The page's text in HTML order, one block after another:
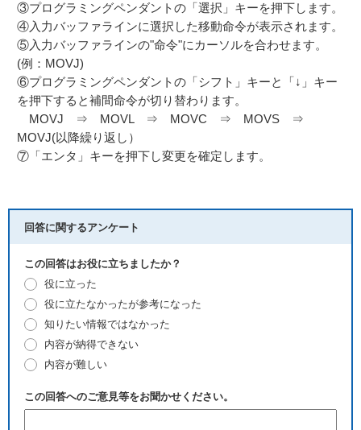
③プログラミングペンダントの「選択」キーを押下します。
④入力バッファラインに選択した移動命令が表示されます。
⑤入力バッファラインの"命令"にカーソルを合わせます。
(例：MOVJ)
⑥プログラミングペンダントの「シフト」キーと「↓」キー
を押下すると補間命令が切り替わります。
MOVJ ⇒ MOVL ⇒ MOVC ⇒ MOVS ⇒
MOVJ(以降繰り返し）
⑦「エンタ」キーを押下し変更を確定します。
回答に関するアンケート
この回答はお役に立ちましたか？
役に立った
役に立たなかったが参考になった
知りたい情報ではなかった
内容が納得できない
内容が難しい
この回答へのご意見等をお聞かせください。